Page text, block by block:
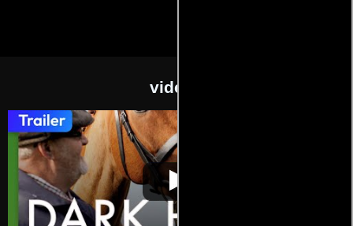
videos
Caballo ganadorVideo de la película Caballo ganador